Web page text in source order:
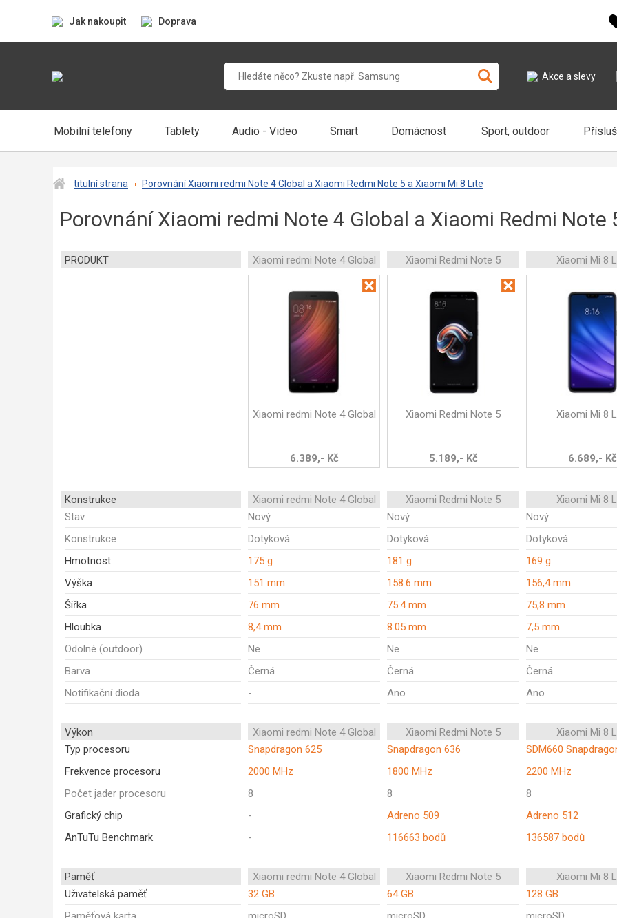
Jak nakoupit Doprava
Akce a slevy
Mobilní telefony Tablety Audio - Video Smart Domácnost Sport, outdoor
titulní strana Porovnání Xiaomi redmi Note 4 Global a Xiaomi Redmi Note 5 a Xiaomi Mi 8 Lite
Porovnání Xiaomi redmi Note 4 Global a Xiaomi Redmi Note
PRODUKT Xiaomi redmi Note 4 Global Xiaomi Redmi Note 5 Xiaomi Mi 8
Xiaomi redmi Note 4 Global
6.389,- Kč
Xiaomi Redmi Note 5
5.189,- Kč
Xiaomi Mi 8
6.689,- Kč
Konstrukce Xiaomi redmi Note 4 Global Xiaomi Redmi Note 5
Xiaomi Mi 8
Stav
Nový Nový
Nový
Konstrukce
Dotyková Dotyková
Dotyková
Hmotnost
175 g 181 g
169 g
Výška
151 mm 158.6 mm
156,4 mm
Šířka
76 mm 75.4 mm
75,8 mm
Hloubka
8,4 mm 8.05 mm
7,5 mm
Odolné (outdoor)
Ne Ne
Ne
Barva
Černá Černá
Černá
Notifikační dioda
- Ano Ano
Výkon Xiaomi redmi Note 4 Global Xiaomi Redmi Note 5
Xiaomi Mi 8
Typ procesoru
Snapdragon 625 Snapdragon 636
SDM660
Frekvence procesoru
2000 MHz 1800 MHz
2200 MHz
Počet jader procesoru
8 8
8
Grafický chip
- Adreno 509
Adreno 512
AnTuTu Benchmark
- 116663 bodů 136587 bodů
Paměť Xiaomi redmi Note 4 Global Xiaomi Redmi Note 5
Xiaomi Mi 8
Uživatelská paměť
32 GB 64 GB
128 GB